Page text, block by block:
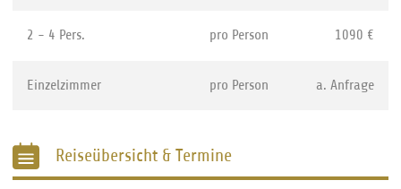
2 - 4 Pers. pro Person 1090 €
Einzelzimmer pro Person a. Anfrage
Reiseübersicht & Termine